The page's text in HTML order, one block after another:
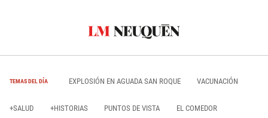
TEMAS DEL DÍA EXPLOSIÓN EN AGUADA SAN ROQUE VACUNACIÓN
+SALUD +HISTORIAS PUNTOS DE VISTA EL COMEDOR